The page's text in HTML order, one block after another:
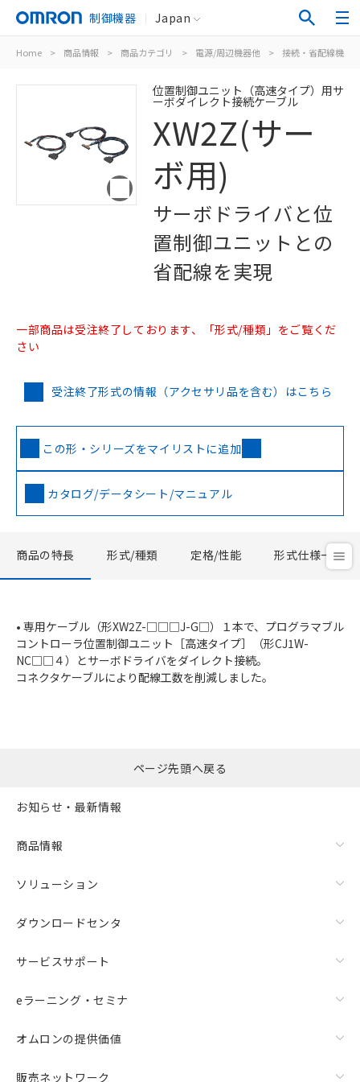
制御機器 Japan
Home > 商品情報 > 商品カテゴリ > 電源/周辺機器他 > 接続・省配線機器
位置制御ユニット（高速タイプ）用サ
ーボダイレクト接続ケーブル
XW2Z(サー
ボ用)
サーボドライバと位
置制御ユニットとの
省配線を実現
一部商品は受注終了しております、「形式/種類」をご覧くだ
さい
受注終了形式の情報（アクセサリ品を含む）はこちら
この形・シリーズをマイリストに追加
カタログ/データシート/マニュアル
商品の特長 形式/種類 定格/性能 形式仕様一覧
• 専用ケーブル（形XW2Z-□□□J-G□）１本で、プログラマブル
コントローラ位置制御ユニット［高速タイプ］（形CJ1W-
NC□□４）とサーボドライバをダイレクト接続。
コネクタケーブルにより配線工数を削減しました。
ページ先頭へ戻る
お知らせ・最新情報
商品情報
ソリューション
ダウンロードセンタ
サービスサポート
eラーニング・セミナ
オムロンの提供価値
販売ネットワーク